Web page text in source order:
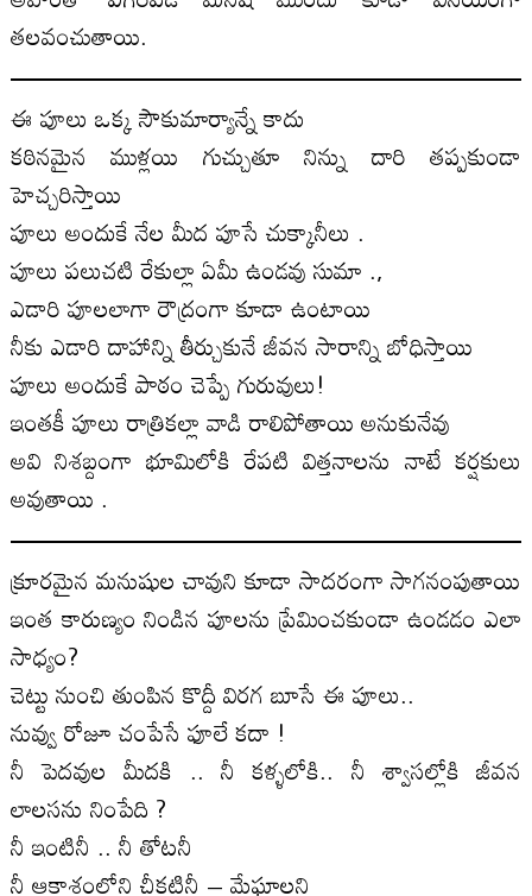
తలవంచుతాయి.
ఈ పూలు ఒక్క సౌకుమార్యాన్నే కాదు
కఠినమైన ముళ్లయి గుచ్చుతూ నిన్ను దారి తప్పకుండా
హెచ్చరిస్తాయి
పూలు అందుకే నేల మీద పూసే చుక్కానీలు .
పూలు పలుచటి రేకుల్లా ఏమీ ఉండవు సుమా .,
ఎడారి పూలలాగా రౌద్రంగా కూడా ఉంటాయి
నీకు ఎడారి దాహాన్ని తీర్చుకునే జీవన సారాన్ని బోధిస్తాయి
పూలు అందుకే పాఠం చెప్పే గురువులు!
ఇంతకీ పూలు రాత్రికల్లా వాడి రాలిపోతాయి అనుకునేవు
అవి నిశబ్దంగా భూమిలోకి రేపటి విత్తనాలను నాటే కర్షకులు
అవుతాయి .
క్రూరమైన మనుషుల చావుని కూడా సాదరంగా సాగనంపుతాయి
ఇంత కారుణ్యం నిండిన పూలను ప్రేమించకుండా ఉండడం ఎలా
సాధ్యం?
చెట్టు నుంచి తుంపిన కొద్దీ విరగ బూసే ఈ పూలు..
నువ్వు రోజూ చంపేసే ఫూలే కదా !
నీ పెదవుల మీదకి .. నీ కళ్ళలోకి.. నీ శ్వాసల్లోకి జీవన
లాలసను నింపేది ?
నీ ఇంటినీ .. నీ తోటనీ
నీ ఆకాశంలోని చీకటినీ – మేఘాలని